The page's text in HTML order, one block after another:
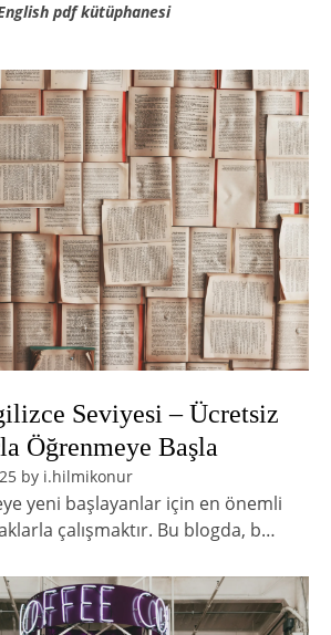
pdf kütüphanesi
Seviyesi – Ücretsiz
Öğrenmeye Başla
by i.hilmikonur
yeni başlayanlar için en önemli
çalışmaktır. Bu blogda, b…